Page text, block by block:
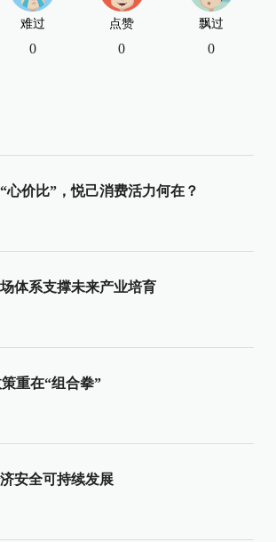
难过
0
点赞
0
飘过
0
心价比”，悦己消费活力何在？
体系支撑未来产业培育
重在“组合拳”
安全可持续发展